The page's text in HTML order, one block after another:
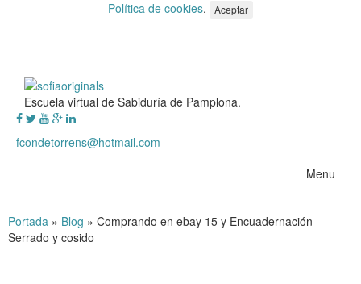
Política de cookies. Aceptar
Escuela virtual de Sabiduría de Pamplona.
fcondetorrens@hotmail.com
Menu
Portada » Blog » Comprando en ebay 15 y Encuadernación
Serrado y cosido